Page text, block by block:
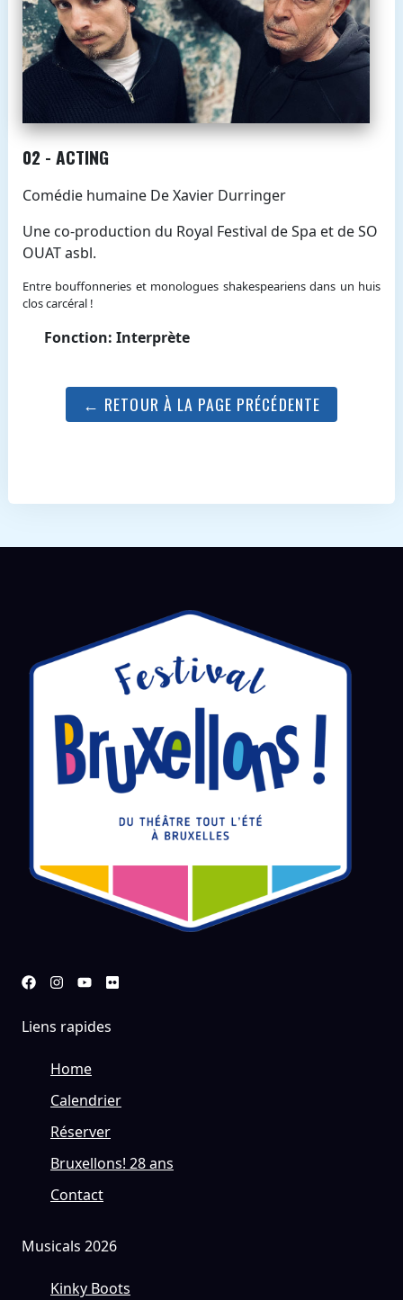
02 - ACTING
Comédie humaine De Xavier Durringer
Une co-production du Royal Festival de Spa et de SO
OUAT asbl.
Entre bouffonneries et monologues shakespeariens dans un huis
clos carcéral !
Fonction: Interprète
← RETOUR À LA PAGE PRÉCÉDENTE
Liens rapides
Home
Calendrier
Réserver
Bruxellons! 28 ans
Contact
Musicals 2026
Kinky Boots